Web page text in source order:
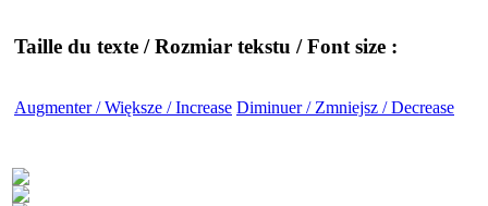
Taille du texte / Rozmiar tekstu / Font size :
Augmenter / Większe / Increase Diminuer / Zmniejsz / Decrease